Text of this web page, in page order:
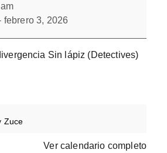
febrero 3, 2026
Sin lápiz (Detectives)
Zuce
Ver calendario completo